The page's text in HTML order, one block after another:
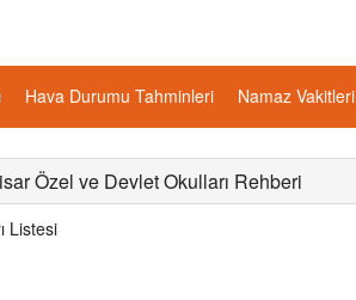
Hava Durumu Tahminleri Namaz Vakitleri
Özel ve Devlet Okulları Rehberi
Listesi